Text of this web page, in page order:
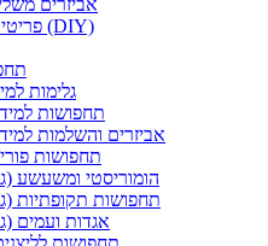
פריטי לבוש ובסיס לתחפושות (DIY)
גלימות
תחפושות
אביזרים והשלמות
תחפושות
הומוריסטי ומשעשע
תחפושות תקופתיות
אגדות ועמים